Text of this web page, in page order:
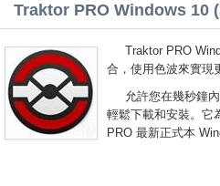
Traktor PRO Windows 10
Traktor PRO
合，使用色波來實現
允許您在幾秒鐘
輕鬆下載和安裝。它
PRO 最新正式本